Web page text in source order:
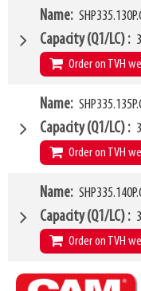
VCG 284mm
Weight 75kg
SKU 42674094
W4 1250mm
W6 980mm
LL 68mm
HCG 29mm
VCG 285mm
Weight 77kg
SKU 42674100
Name
Capacity (Q1/LC)
Order on TVH
W4 1300mm
W6 980mm
LL 68mm
HCG 29mm
VCG 285mm
Weight 86kg
SKU 42674102
Name
Capacity (Q1/LC)
Order on TVH
W4 1350mm
W6 1080mm
LL 68mm
HCG 29mm
VCG 286mm
Name
Capacity (Q1/LC)
Order on TVH
W4 1400mm